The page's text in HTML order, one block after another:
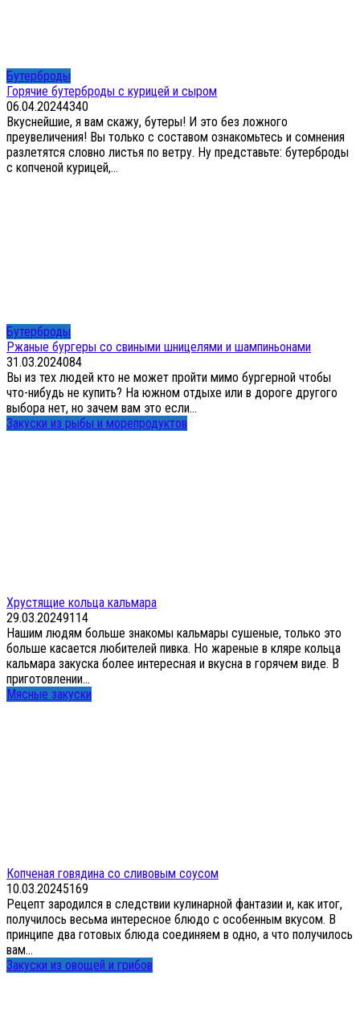
Бутерброды
Горячие бутерброды с курицей и сыром
06.04.20244340
Вкуснейшие, я вам скажу, бутеры! И это без ложного
преувеличения! Вы только с составом ознакомьтесь и сомнения
разлетятся словно листья по ветру. Ну представьте: бутерброды
с копченой курицей,...
Бутерброды
Ржаные бургеры со свиными шницелями и шампиньонами
31.03.2024084
Вы из тех людей кто не может пройти мимо бургерной чтобы
что-нибудь не купить? На южном отдыхе или в дороге другого
выбора нет, но зачем вам это если...
Закуски из рыбы и морепродуктов
Хрустящие кольца кальмара
29.03.20249114
Нашим людям больше знакомы кальмары сушеные, только это
больше касается любителей пивка. Но жареные в кляре кольца
кальмара закуска более интересная и вкусна в горячем виде. В
приготовлении...
Мясные закуски
Копченая говядина со сливовым соусом
10.03.20245169
Рецепт зародился в следствии кулинарной фантазии и, как итог,
получилось весьма интересное блюдо с особенным вкусом. В
принципе два готовых блюда соединяем в одно, а что получилось
вам...
Закуски из овощей и грибов